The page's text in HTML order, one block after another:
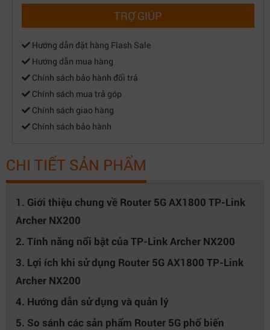
TRỢ GIÚP
Hướng dẫn đặt hàng Flash Sale
Hướng dẫn mua hàng
Chính sách bảo hành đổi trả
Chính sách mua trả góp
Chính sách giao hàng
Chính sách bảo hành
CHI TIẾT SẢN PHẨM
1. Giới thiệu chung về Router 5G AX1800 TP-Link
Archer NX200
2. Tính năng nổi bật của TP-Link Archer NX200
3. Lợi ích khi sử dụng Router 5G AX1800 TP-Link
Archer NX200
4. Hướng dẫn sử dụng và quản lý
5. So sánh các sản phẩm Router 5G phổ biến